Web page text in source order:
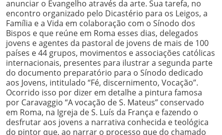
anunciar o Evangelho através da arte. Sua tarefa, no
encontro organizado pelo Dicastério para os Leigos, a
Família e a Vida em colaboração com o Sínodo dos
Bispos e que reúne em Roma esses dias, delegados
jovens e agentes da pastoral de jovens de mais de 100
países e 44 grupos, movimentos e associações católicas
internacionais, presentes para ilustrar a segunda parte
do documento preparatório para o Sínodo dedicado
aos Jovens, intitulado “Fé, discernimento, Vocação”.
Ocorrido isso por dizer em detalhe a pintura famosa
por Caravaggio “A vocação de S. Mateus” conservado
em Roma, na Igreja de S. Luís da França e fazendo o
desfrutar aos jovens a narrativa conhecida e teológica
do pintor que, ao narrar o processo que do chamado